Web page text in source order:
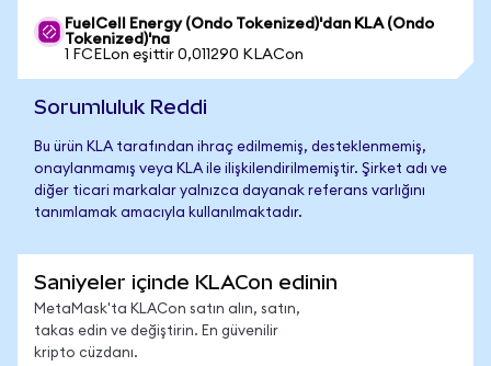
FuelCell Energy (Ondo Tokenized)'dan KLA (Ondo
Tokenized)'na
1 FCELon eşittir 0,011290 KLACon
Sorumluluk Reddi
Bu ürün KLA tarafından ihraç edilmemiş, desteklenmemiş,
onaylanmamış veya KLA ile ilişkilendirilmemiştir. Şirket adı ve
diğer ticari markalar yalnızca dayanak referans varlığını
tanımlamak amacıyla kullanılmaktadır.
Saniyeler içinde KLACon edinin
MetaMask'ta KLACon satın alın, satın,
takas edin ve değiştirin. En güvenilir
kripto cüzdanı.